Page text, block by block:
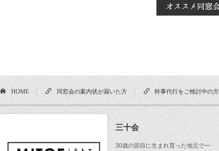
HOME 同窓会の案内状が届いた方 幹事代行をご検討中の方
三十会
30歳の節目に生まれ育った地元で一